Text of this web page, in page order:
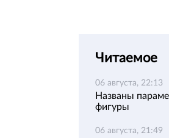
Читаемое
06 августа, 22:13
Названы
фигуры
06 августа, 21:49